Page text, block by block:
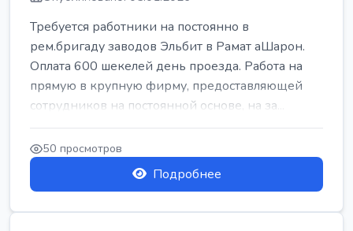
Требуется работники на постоянно в
рем.бригаду заводов Эльбит в Рамат аШарон.
Оплата 600 шекелей день проезда. Работа на
прямую в крупную фирму, предоставляющей
сотрудников на постоянной основе, на за...
50 просмотров
Подробнее